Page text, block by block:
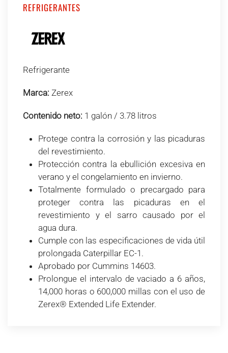
REFRIGERANTES
Refrigerante
Marca: Zerex
Contenido neto: 1 galón / 3.78 litros
Protege contra la corrosión y las picaduras
del revestimiento.
Protección contra la ebullición excesiva en
verano y el congelamiento en invierno.
Totalmente formulado o precargado para
proteger contra las picaduras en el
revestimiento y el sarro causado por el
agua dura.
Cumple con las especificaciones de vida útil
prolongada Caterpillar EC-1.
Aprobado por Cummins 14603.
Prolongue el intervalo de vaciado a 6 años,
14,000 horas o 600,000 millas con el uso de
Zerex® Extended Life Extender.